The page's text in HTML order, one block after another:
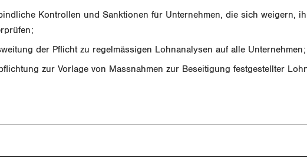
Kontrollen und Sanktionen für Unternehmen, die sich weigern,
der Pflicht zu regelmässigen Lohnanalysen auf alle Unternehmen;
zur Vorlage von Massnahmen zur Beseitigung festgestellter